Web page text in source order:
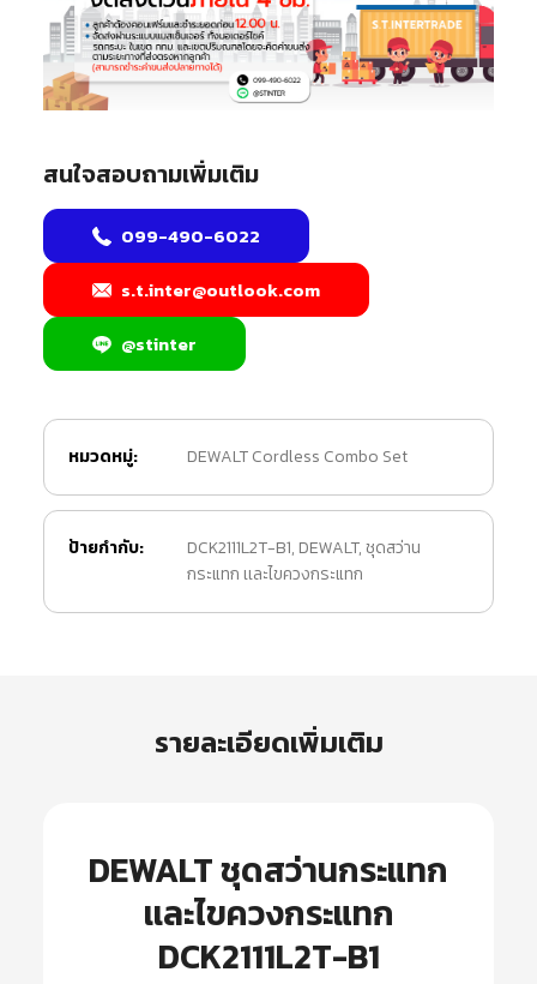
สนใจสอบถามเพิ่มเติม
099-490-6022
s.t.inter@outlook.com
@stinter
หมวดหมู่: DEWALT Cordless Combo Set
ป้ายกำกับ: DCK2111L2T-B1, DEWALT,ชุดสว่าน
กระแทก เเละไขควงกระแทก
รายละเอียดเพิ่มเติม
DEWALT ชุดสว่านกระแทก
เเละไขควงกระแทก
DCK2111L2T-B1